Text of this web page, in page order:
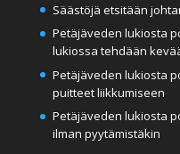
Säästöjä etsitään
Petäjäveden lukiosta
lukiossa tehdään
Petäjäveden lukiosta
puitteet liikkumiseen
Petäjäveden lukiosta
ilman pyytämistäkin